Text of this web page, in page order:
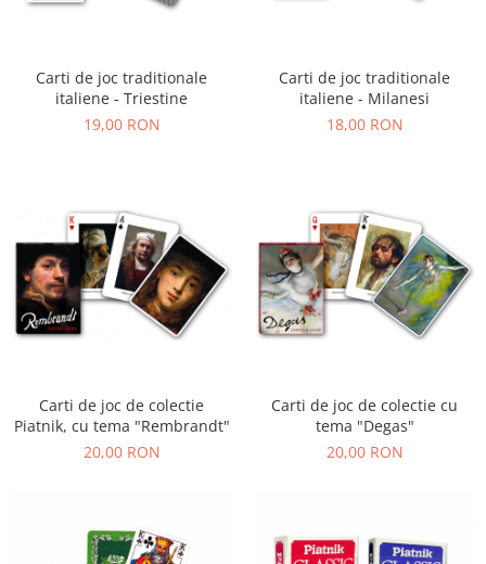
Carti de joc traditionale
italiene - Triestine
19,00 RON
Carti de joc traditionale
italiene - Milanesi
18,00 RON
Carti de joc de colectie
Piatnik, cu tema "Rembrandt"
20,00 RON
Carti de joc de colectie cu
tema "Degas"
20,00 RON